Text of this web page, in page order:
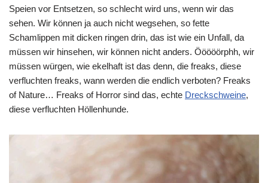
Speien vor Entsetzen, so schlecht wird uns, wenn wir das
sehen. Wir können ja auch nicht wegsehen, so fette
Schamlippen mit dicken ringen drin, das ist wie ein Unfall, da
müssen wir hinsehen, wir können nicht anders. Ööööörphh, wir
müssen würgen, wie ekelhaft ist das denn, die freaks, diese
verfluchten freaks, wann werden die endlich verboten? Freaks
of Nature… Freaks of Horror sind das, echte Dreckschweine,
diese verfluchten Höllenhunde.